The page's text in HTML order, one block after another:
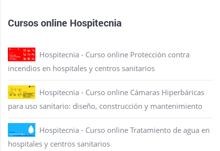
Cursos online Hospitecnia
Hospitecnia - Curso online Protección contra
incendios en hospitales y centros sanitarios
Hospitecnia - Curso online Cámaras Hiperbáricas
para uso sanitario: diseño, construcción y mantenimiento
Hospitecnia - Curso online Tratamiento de agua en
hospitales y centros sanitarios